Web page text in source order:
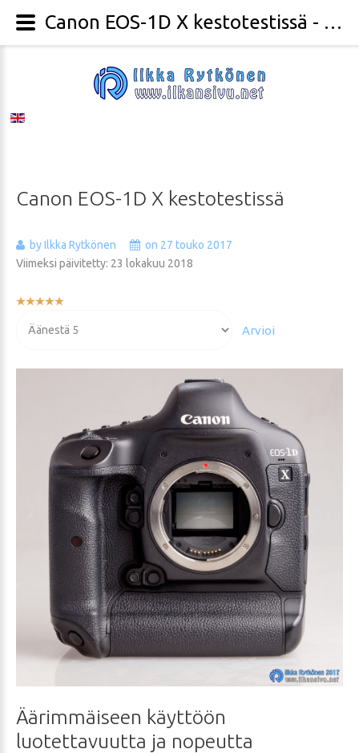
Canon EOS-1D X kestotestissä
by Ilkka Rytkönen
on 27 touko 2017
Viimeksi päivitetty: 23 lokakuu 2018
Käyttäjän
arvioida
Äärimmäiseen käyttöön
luotettavuutta ja nopeutta
Canon EOS-1D X kestotestissä - Valokuvaaja Ilkka Rytkönen